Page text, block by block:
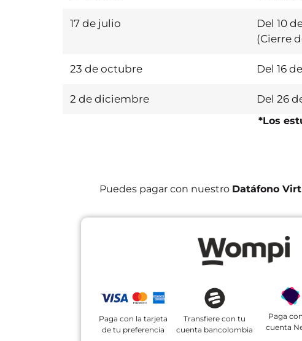
17 de julio
Del 10
(Cierre
23 de octubre Del 16
2 de diciembre Del 26
*Los
Puedes pagar con nuestro Datáfono
Paga con la tarjeta
de tu preferencia
Transfiere con tu
cuenta bancolombia
Paga
cuenta